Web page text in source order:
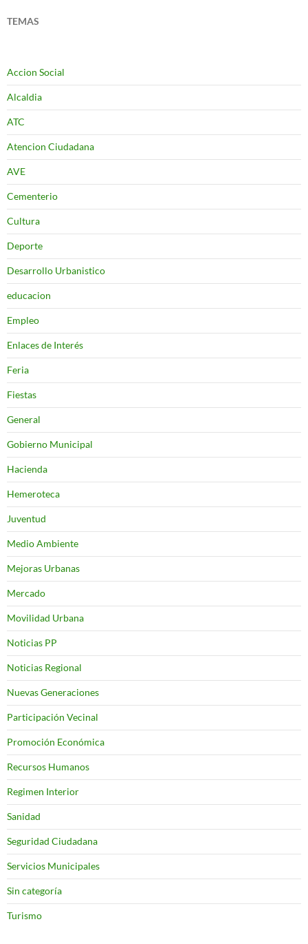
TEMAS
Accion Social
Alcaldia
ATC
Atencion Ciudadana
AVE
Cementerio
Cultura
Deporte
Desarrollo Urbanistico
educacion
Empleo
Enlaces de Interés
Feria
Fiestas
General
Gobierno Municipal
Hacienda
Hemeroteca
Juventud
Medio Ambiente
Mejoras Urbanas
Mercado
Movilidad Urbana
Noticias PP
Noticias Regional
Nuevas Generaciones
Participación Vecinal
Promoción Económica
Recursos Humanos
Regimen Interior
Sanidad
Seguridad Ciudadana
Servicios Municipales
Sin categoría
Turismo